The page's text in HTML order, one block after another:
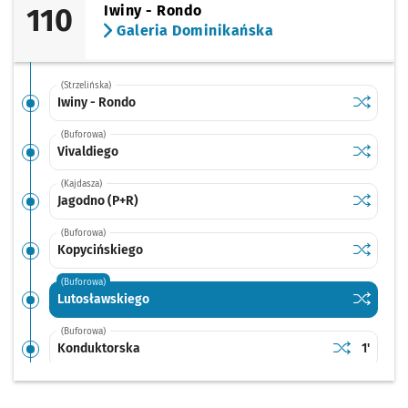
110
Iwiny - Rondo
Galeria Dominikańska
(Strzelińska)
Iwiny - Rondo Sprawdź
Iwiny -
(Buforowa)
Vivaldiego Sprawdź
(Kajdasza)
Jagodno (P+R) Sprawdź
Jagodno
(Buforowa)
Kopycińskiego Sprawdź
(Buforowa)
Lutosławskiego Sprawdź
(Buforowa)
Konduktorska Sprawdź
Czas
1'
(Buforowa)